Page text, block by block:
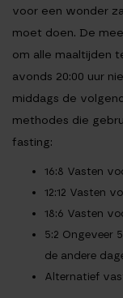
voor een wonder
moet doen. De
om alle maaltijden
avonds 20:00 uur
middags de
methodes die
fasting:
16:8 Vasten
12:12 Vasten
18:6 Vasten
5:2 Ongeveer
de andere
Alternatief